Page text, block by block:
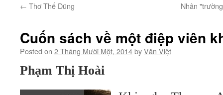
← Thơ Thế Dũng Nhân
Cuốn sách về một điệp viên
Posted on 2 Tháng Mười Một, 2014byVăn Việt
Phạm Thị Hoài